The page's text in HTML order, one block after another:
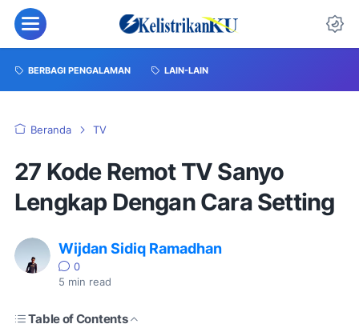
BERBAGI PENGALAMAN LAIN-LAIN
Beranda TV
27 Kode Remot TV Sanyo
Lengkap Dengan Cara Setting
Wijdan Sidiq Ramadhan
0
5 min read
Table of Contents